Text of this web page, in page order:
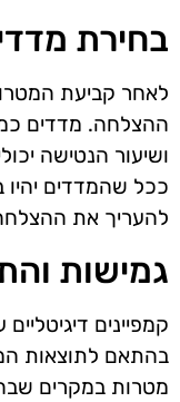
בחירת
לאחר קביעת
ההצלחה. מדדים
ושיעור הנטישה
ככל שהמדדים יהיו
להעריך את
גמישות
קמפיינים
בהתאם לתוצאות
מטרות במקרים